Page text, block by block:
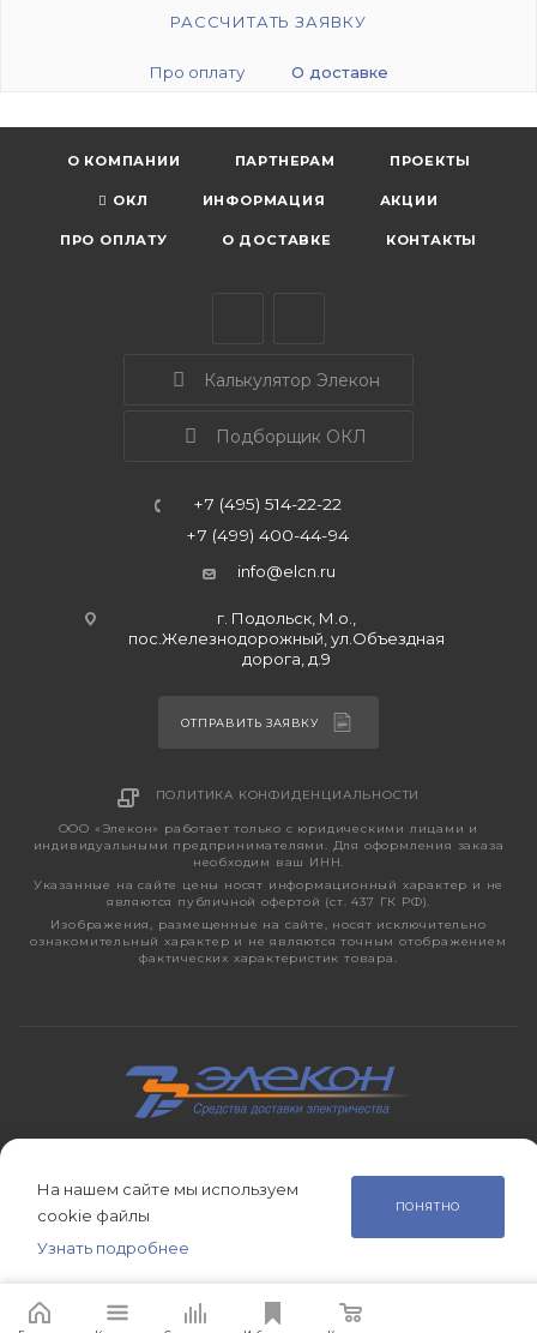
РАССЧИТАТЬ ЗАЯВКУ
Про оплату О доставке
О КОМПАНИИ ПАРТНЕРАМ ПРОЕКТЫ
ОКЛ ИНФОРМАЦИЯ АКЦИИ
ПРО ОПЛАТУ О ДОСТАВКЕ КОНТАКТЫ
Калькулятор Элекон
Подборщик ОКЛ
+7 (495) 514-22-22
+7 (499) 400-44-94
info@elcn.ru
г. Подольск, М.о.,
пос.Железнодорожный, ул.Объездная
дорога, д.9
ОТПРАВИТЬ ЗАЯВКУ
ПОЛИТИКА КОНФИДЕНЦИАЛЬНОСТИ
ООО «Элекон» работает только с юридическими лицами и
индивидуальными предпринимателями. Для оформления заказа
необходим ваш ИНН.
Указанные на сайте цены носят информационный характер и не
являются публичной офертой (ст. 437 ГК РФ).
Изображения, размещенные на сайте, носят исключительно
ознакомительный характер и не являются точным отображением
фактических характеристик товара.
электротехническая продукция, светотехника с 1998 года.
На нашем сайте мы используем
cookie файлы
Узнать подробнее
ПОНЯТНО